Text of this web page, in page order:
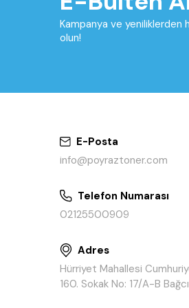
Kampanya ve
olun!
E-Posta
info@poyraztoner.com
Telefon Numarası
02125500909
Adres
Hürriyet Mahallesi
160. Sokak No: 17/A-B